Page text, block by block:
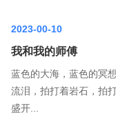
2023-00-10
我和我的师傅
蓝色的大海，蓝色的冥
流泪，拍打着岩石，拍
盛开...